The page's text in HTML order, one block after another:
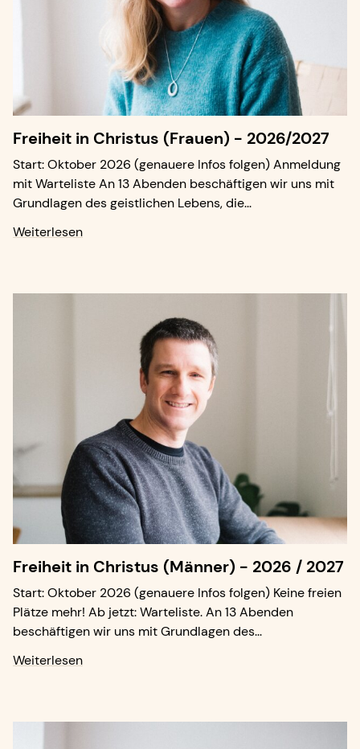
Freiheit in Christus (Frauen) - 2026/2027
Start: Oktober 2026 (genauere Infos folgen) Anmeldung
mit Warteliste An 13 Abenden beschäftigen wir uns mit
Grundlagen des geistlichen Lebens, die...
Weiterlesen
Freiheit in Christus (Männer) - 2026 / 2027
Start: Oktober 2026 (genauere Infos folgen) Keine freien
Plätze mehr! Ab jetzt: Warteliste. An 13 Abenden
beschäftigen wir uns mit Grundlagen des...
Weiterlesen